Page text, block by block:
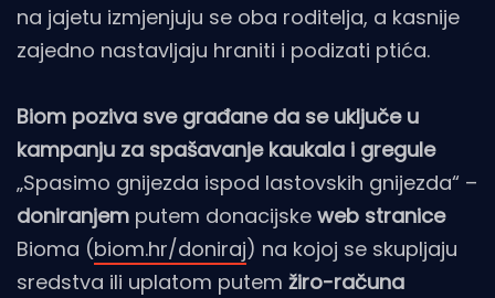
na jajetu izmjenjuju se oba roditelja, a kasnije
zajedno nastavljaju hraniti i podizati ptića.
Biom poziva sve građane da se uključe u
kampanju za spašavanje kaukala i gregule
„Spasimo gnijezda ispod lastovskih gnijezda“ –
doniranjem putem donacijske web stranice
Bioma (biom.hr/doniraj) na kojoj se skupljaju
sredstva ili uplatom putem žiro-računa